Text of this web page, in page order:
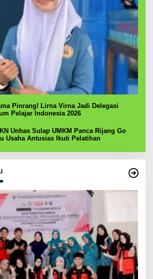
Pinrang! Lirna Virna Jadi Delegasi
Pelajar Indonesia 2026
Unhas Sulap UMKM Panca Rijang Go
Usaha Antusias Ikuti Pelatihan